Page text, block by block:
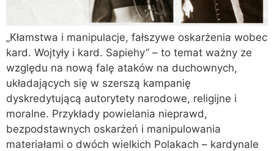
„Kłamstwa i manipulacje, fałszywe oskarżenia wobec
kard. Wojtyły i kard. Sapiehy” – to temat ważny ze
względu na nową falę ataków na duchownych,
układających się w szerszą kampanię
dyskredytującą autorytety narodowe, religijne i
moralne. Przykłady powielania nieprawd,
bezpodstawnych oskarżeń i manipulowania
materiałami o dwóch wielkich Polakach – kardynale